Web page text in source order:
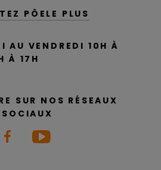
PÔELE PLUS
AU VENDREDI 10H À
À 17H
SUR NOS RÉSEAUX
SOCIAUX